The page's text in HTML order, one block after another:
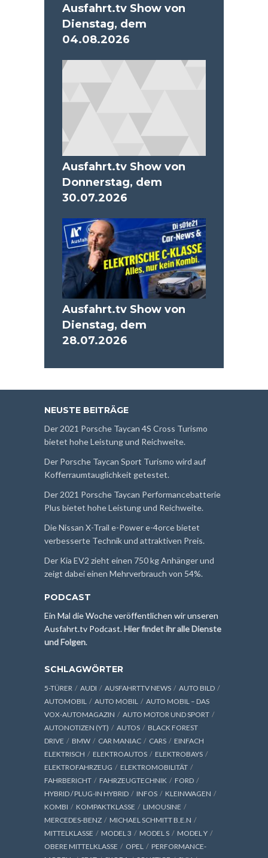
Ausfahrt.tv Show von
Dienstag, dem
04.08.2026
Ausfahrt.tv Show von
Donnerstag, dem
30.07.2026
Ausfahrt.tv Show von
Dienstag, dem
28.07.2026
NEUSTE BEITRÄGE
Der 2021 Porsche Taycan 4S Cross Turismo
bietet hohe Leistung und Reichweite.
Der Porsche Taycan Sport Turismo wird auf
Kofferraumtauglichkeit getestet.
Der 2021 Porsche Taycan Performancebatterie
Plus bietet hohe Leistung und Reichweite.
Die Nissan X-Trail e-Power e-4orce bietet
verbesserte Technik und attraktiven Preis.
Der Kia EV2 zieht einen 750 kg Anhänger und
zeigt dabei einen Mehrverbrauch von 54%.
PODCAST
Ein Mal die Woche veröffentlichen wir unseren
Ausfahrt.tv Podcast. Hier findet ihr alle Dienste
und Folgen.
SCHLAGWÖRTER
5-TÜRER AUDI AUSFAHRTTV NEWS
AUTO BILD
AUTOMOBIL
AUTO MOBIL
AUTO MOBIL – DAS
VOX-AUTOMAGAZIN
AUTO MOTOR UND SPORT
AUTONOTIZEN (YT)
AUTOS
BLACK FOREST
DRIVE
BMW CAR MANIAC CARS
EINFACH
ELEKTRISCH
ELEKTROAUTOS
ELEKTROBAYS
ELEKTROFAHRZEUG
ELEKTROMOBILITÄT
FAHRBERICHT
FAHRZEUGTECHNIK
FORD
HYBRID / PLUG-IN HYBRID
INFOS
KLEINWAGEN
KOMBI
KOMPAKTKLASSE
LIMOUSINE
MERCEDES-BENZ
MICHAEL SCHMITT B.E.N
MITTELKLASSE
MODEL 3 MODEL S
MODEL Y
OBERE MITTELKLASSE
OPEL
PERFORMANCE-